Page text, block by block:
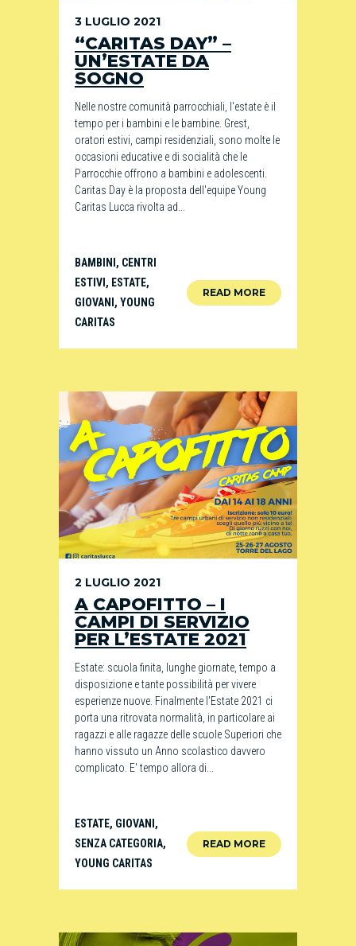
3 LUGLIO 2021
“CARITAS DAY” –
UN’ESTATE DA
SOGNO
Nelle nostre comunità parrocchiali, l'estate è il
tempo per i bambini e le bambine. Grest,
oratori estivi, campi residenziali, sono molte le
occasioni educative e di socialità che le
Parrocchie offrono a bambini e adolescenti.
Caritas Day è la proposta dell'equipe Young
Caritas Lucca rivolta ad...
BAMBINI , CENTRI
ESTIVI , ESTATE,
GIOVANI , YOUNG
CARITAS
READ MORE
2 LUGLIO 2021
A CAPOFITTO – I
CAMPI DI SERVIZIO
PER L’ESTATE 2021
Estate: scuola finita, lunghe giornate, tempo a
disposizione e tante possibilità per vivere
esperienze nuove. Finalmente l'Estate 2021 ci
porta una ritrovata normalità, in particolare ai
ragazzi e alle ragazze delle scuole Superiori che
hanno vissuto un Anno scolastico davvero
complicato. E' tempo allora di...
ESTATE, GIOVANI ,
SENZA CATEGORIA,
YOUNG CARITAS
READ MORE